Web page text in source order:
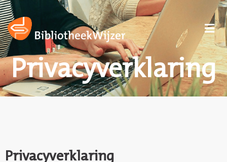
Privacyverklaring
Privacyverklaring